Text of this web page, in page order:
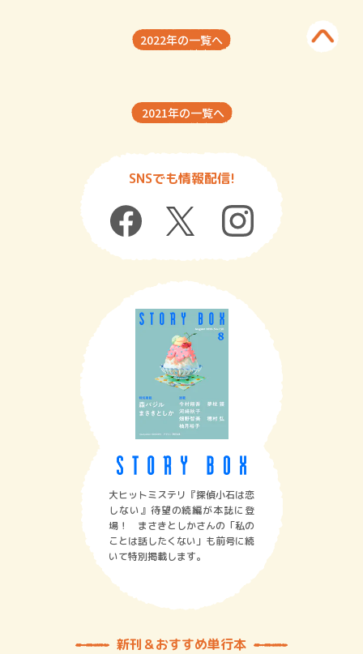
2022年の一覧へ
2021年の一覧へ
SNSでも情報配信!
大ヒットミステリ『探偵小石は恋
しない』待望の続編が本誌に登
場！ まさきとしかさんの「私の
ことは話したくない」も前号に続
いて特別掲載します。
新刊＆おすすめ単行本